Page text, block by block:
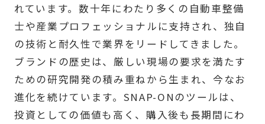
れています。数十年にわたり多くの自動車整備
士や産業プロフェッショナルに支持され、独自
の技術と耐久性で業界をリードしてきました。
ブランドの歴史は、厳しい現場の要求を満たす
ための研究開発の積み重ねから生まれ、今なお
進化を続けています。SNAP-ONのツールは、
投資としての価値も高く、購入後も長期間にわ